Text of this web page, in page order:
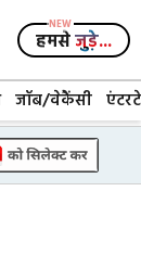
हमसेजुड़े...
जॉब/वेकैंसी